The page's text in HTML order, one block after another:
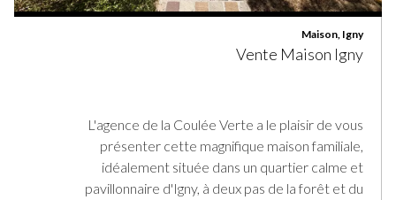
Maison, Igny
Vente Maison Igny
L'agence de la Coulée Verte a le plaisir de vous
présenter cette magnifique maison familiale,
idéalement située dans un quartier calme et
pavillonnaire d'Igny, à deux pas de la forêt et du